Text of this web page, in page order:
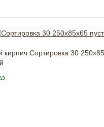
кирпич Сортировка 30